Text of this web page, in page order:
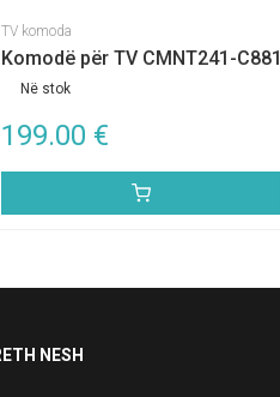
TV komoda
Komodë për TV CMNT241-C881
Në stok
199.00 €
NESH